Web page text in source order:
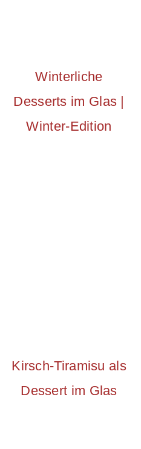
Winterliche
Desserts im Glas |
Winter-Edition
Kirsch-Tiramisu als
Dessert im Glas